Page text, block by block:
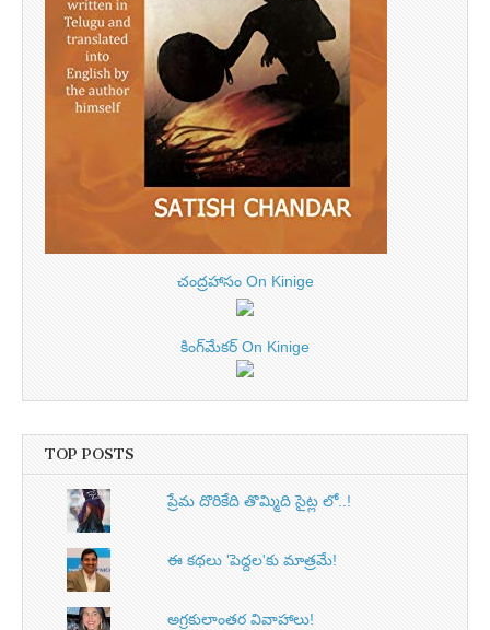
చంద్రహాసం On Kinige
కింగ్‌మేకర్ On Kinige
TOP POSTS
ప్రేమ దొరికేది తొమ్మిది సైట్ల లో..!
ఈ కథలు 'పెద్దల'కు మాత్రమే!
అగ్రకులాంతర వివాహాలు!